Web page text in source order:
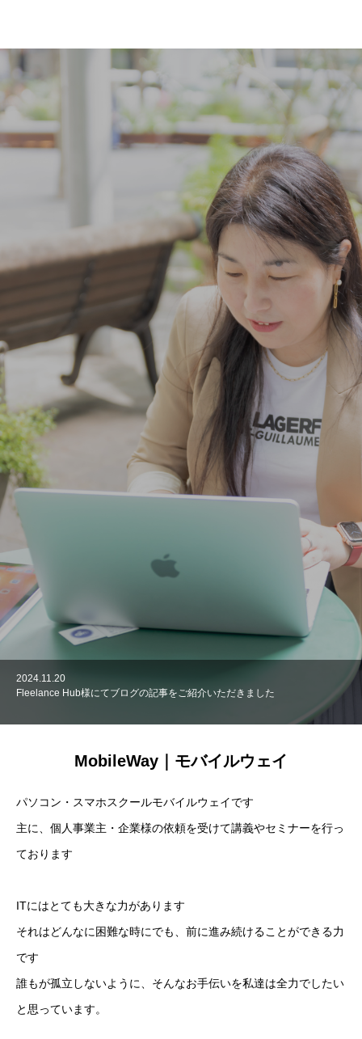
2024.11.20
Fleelance Hub様にてブログの記事をご紹介いただきました
2025.03.26
インスタグラムやフェイスブックなどで、「オンラインインフルエンサープ
ログラムのアンバサダーに立候補している」というメッセージが届いた時の
正しい対応と対処方法
2024.04.3
ウェブデザイン技能検定３級 実技 学科（筆記） 共に一発合格しました
2024.03.22
DELL ITエキスパートプログラムに認定されました
2023.03.4
だいぶページが落ち着いてきました
MobileWay｜モバイルウェイ
パソコン・スマホスクールモバイルウェイです
主に、個人事業主・企業様の依頼を受けて講義やセミナーを行っ
ております
ITにはとても大きな力があります
それはどんなに困難な時にでも、前に進み続けることができる力
です
誰もが孤立しないように、そんなお手伝いを私達は全力でしたい
と思っています。